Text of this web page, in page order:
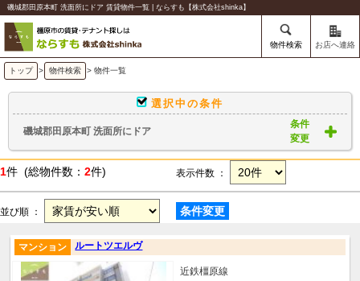
磯城郡田原本町 洗面所にドア 賃貸物件一覧 | ならすも【株式会社shinka】
物件検索 お店へ連絡
トップ > 物件検索 > 物件一覧
選択中の条件
磯城郡田原本町 洗面所にドア
条件
変更
1件 (総物件数： 2件) 表示件数 ：
並び順 ： 条件変更
ルートツエルヴ
マンション
近鉄橿原線